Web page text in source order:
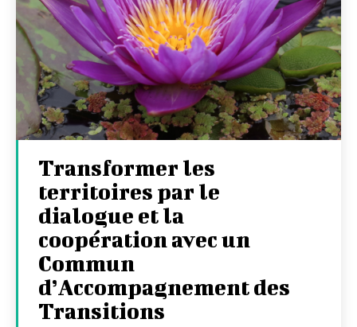
Transformer les
territoires par le
dialogue et la
coopération avec un
Commun
d’Accompagnement des
Transitions